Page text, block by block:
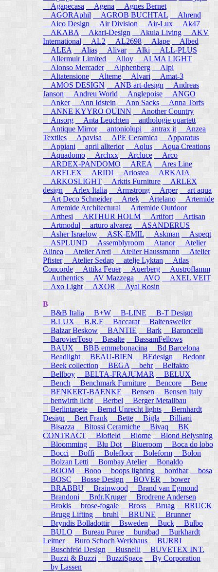
Agapecasa
Agena
Agnes Bernet
AGORAphil
AGROB BUCHTAL
Ahrend
Aico Design
Air Division Air-Lux
Ak47
AKABA
Akari-Design Akula Living
AKV
International
AL2 AL2698 Alape
Albed
ALEA
Alias Alivar Alki
ALL-PLUS
Allermuir Limited
Alloy
ALMA LIGHT
Alonso Mercader
Alphenberg
Alpi
Altatensione
Alteme Alvari
Amat-3
AMOS DESIGN
ANB art-design
Andreas
Janson
Andreu World Anglepoise
ANGO
Anker
Ann Idstein Ann Sacks
Anna Torfs
ANNE KYYRO QUINN
Another Country
Ansorg
Anta Leuchten
anthologie quartett
Antique Mirror
antoniolupi antrax it
Anzea
Textiles
Apavisa APE Ceramica
Apparatus
Appiani
april allterior Aqlus Aqua Creations
Aquadomo
Archxx Arcluce
Arco
ARDEX-PANDOMO
AREA
Ares Line
ARFLEX
ARIDI Ariostea
ARKAIA
ARKOSLIGHT
Arktis Furniture
ARLEX
design
Arlex Italia Armstrong Arper
art aqua
Art Deco Schneider
Artek Artelano
Artemide
Artemide Architectural
Artemide Outdoor
Arthesi
ARTHUR HOLM Artifort
Artisan
Artmodul
arturo alvarez
ASANDERUS
Asher Israelow
ASK-EMIL Askman
Aspeqt
ASPLUND
Assemblyroom Atanor
Atelier
Alinea
Atelier Areti Atelier Haussmann
Atelier
Pfister
Atelier Sedap atelje Lyktan
Atlas
Concorde
Attika Feuer Auerberg
Austroflamm
Authentics
AV Mazzega AVO
AXEL VEIT
Axo Light
AXOR Ayal Rosin
B
B&B Italia
B+W B-LINE
B-T Design
B.LUX
B.R.F Baccarat
Baltensweiler
Balzar Beskow
BANTIE Bark
Baroncelli
BarovierToso
Basalte
BassamFellows
BAUX
BBB emmebonacina
Bd Barcelona
Beadlight
BEAU-BIEN BEdesign
Bedont
Beek collection
BEGA behr
Belfakto
Bellboy
BELTA-FRAJUMAR
BELUX
Bench
Benchmark Furniture Bencore
Bene
BENKERT-BAENKE
Bensen
Bensen Italy
benwirth licht
Berbel
Berger Metallbau
Berlintapete
Bernd Unrecht lights
Bernhardt
Design
Bert Frank Bette Bigla
Billiani
Bisazza
Bitossi Ceramiche Bivaq
BK
CONTRACT
Blofield Blome Blond Belysning
Bloomming
Blu Dot Blueroom
Boca do lobo
Bocci
Boffi Bolefloor Boleform
Bolon
Bolzan Letti
Bombay Atelier
Bonaldo
BOOM
Booo boops lighting bordbar
bosa
BOSC
Bosse Design BOVER
bower
BRABBU
Brainwood
Brand van Egmond
Brandoni
Brdr.Kruger
Brodrene Andersen
Brokis
brose-fogale Bross Bruag
BRUCK
Brugg Lifting
bruhl BRUNE
Brunner
Bryndis Bolladottir
Bsweden Buck
Bulbo
BULO
Bureau Puree burgbad
Burkhardt
Leitner
Buro Schoch Werkhaus
BURRI
Buschfeld Design
Busnelli
BUVETEX INT.
Buzzi & Buzzi
BuzziSpace By Corporation
by Lassen